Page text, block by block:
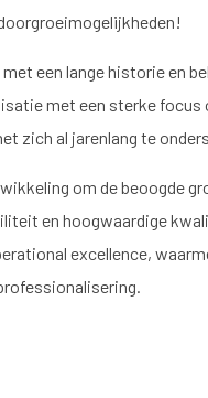
een lange historie en
met een sterke focus
zich al jarenlang te
om de beoogde
en hoogwaardige
excellence,